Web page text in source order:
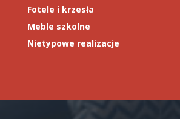
Fotele i krzesła
Meble szkolne
Nietypowe realizacje